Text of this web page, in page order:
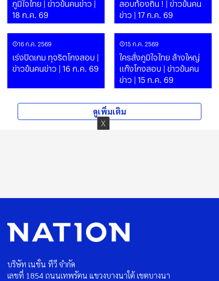
ภูมิใจไทย | ข่าวข้นคนข่าว |
18 ก.ค. 69
สอบท้องถิ่น ! | ข่าวข้นคน
ข่าว | 17 ก.ค. 69
16 ก.ค. 2569
เร่งปิดเกม ทุจริตโกงสอบ |
ข่าวข้นคนข่าว | 16 ก.ค. 69
15 ก.ค. 2569
ใครสั่งภูมิใจไทย ล้างใหญ่
แก๊งโกงสอบ | ข่าวข้นคน
ข่าว | 15 ก.ค. 69
ดูเพิ่มเติม
บริษัท เนชั่น ทีวี จำกัด
เลขที่ 1854 ถนนเทพรัตน แขวงบางนาใต้ เขตบางนา